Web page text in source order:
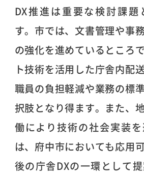
DX推進は重要な検討課題
す。市では、文書管理や事
の強化を進めているところ
ト技術を活用した庁舎内配
職員の負担軽減や業務の標
択肢となり得ます。また、
働により技術の社会実装
は、府中市においても応用
後の庁舎DXの一環として